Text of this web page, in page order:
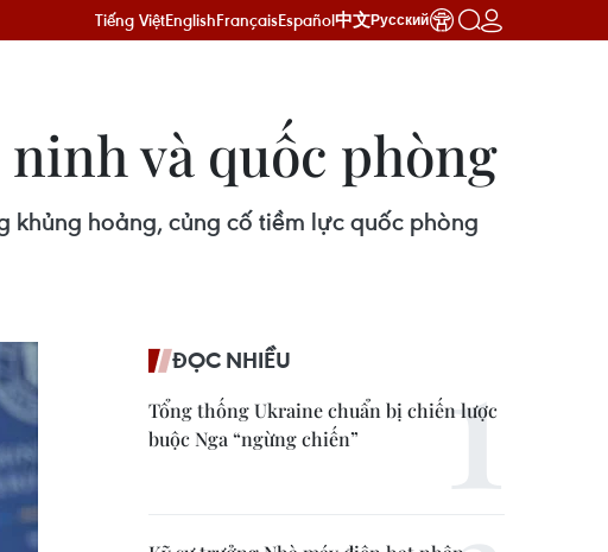
Tiếng ViệtEnglishFrançaisEspañol中文Русский
và quốc phòng
khủng hoảng, củng cố tiềm lực quốc phòng
ĐỌC NHIỀU
Tổng thống Ukraine chuẩn bị chiến lược
buộc Nga “ngừng chiến”